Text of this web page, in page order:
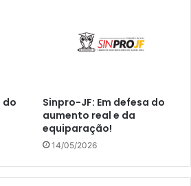
do
Sinpro-JF: Em defesa do
aumento real e da
equiparação!
14/05/2026